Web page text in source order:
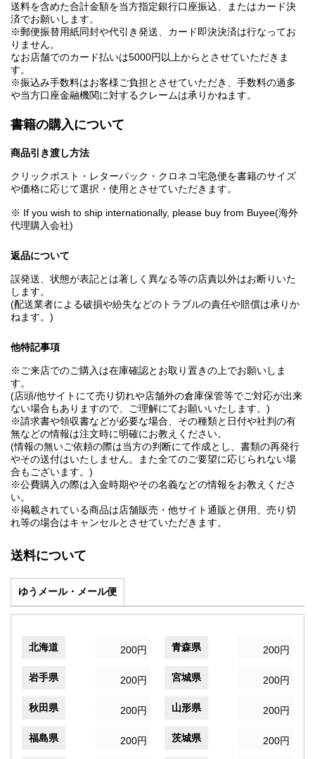
送料を含めた合計金額を当方指定銀行口座振込、またはカード決
済でお願いします。
※郵便振替用紙同封や代引き発送、カード即決決済は行なってお
りません。
なお店舗でのカード払いは5000円以上からとさせていただきま
す。
※振込み手数料はお客様ご負担とさせていただき、手数料の過多
や当方口座金融機関に対するクレームは承りかねます。
書籍の購入について
商品引き渡し方法
クリックポスト・レターパック・クロネコ宅急便を書籍のサイズ
や価格に応じて選択・使用とさせていただきます。
※ If you wish to ship internationally, please buy from Buyee(海外
代理購入会社)
返品について
誤発送、状態が表記とは著しく異なる等の店責以外はお断りいた
します。
(配送業者による破損や紛失などのトラブルの責任や賠償は承りか
ねます。)
他特記事項
※ご来店でのご購入は在庫確認とお取り置きの上でお願いしま
す。
(店頭/他サイトにて売り切れや店舗外の倉庫保管等でご対応が出来
ない場合もありますので、ご理解にてお願いいたします。)
※請求書や領収書などが必要な場合、その種類と日付や社判の有
無などの情報は注文時に明確にお教えください。
(情報の無いご依頼の際は当方の判断にて作成とし、書類の再発行
やその送付はいたしません。また全てのご要望に応じられない場
合もございます。)
※公費購入の際は入金時期やその名義などの情報をお教えくださ
い。
※掲載されている商品は店舗販売・他サイト通販と併用、売り切
れ等の場合はキャンセルとさせていただきます。
送料について
ゆうメール・メール便
北海道 200円 青森県 200円
岩手県 200円 宮城県 200円
秋田県 200円 山形県 200円
福島県 200円 茨城県 200円